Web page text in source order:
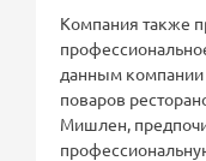
Компания также
данным
поваров
Мишлен,